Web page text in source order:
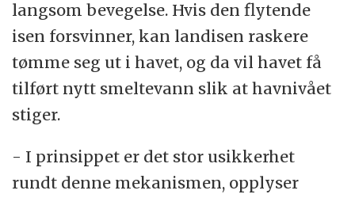
langsom bevegelse. Hvis den flytende
isen forsvinner, kan landisen raskere
tømme seg ut i havet, og da vil havet få
tilført nytt smeltevann slik at havnivået
stiger.
- I prinsippet er det stor usikkerhet
rundt denne mekanismen, opplyser